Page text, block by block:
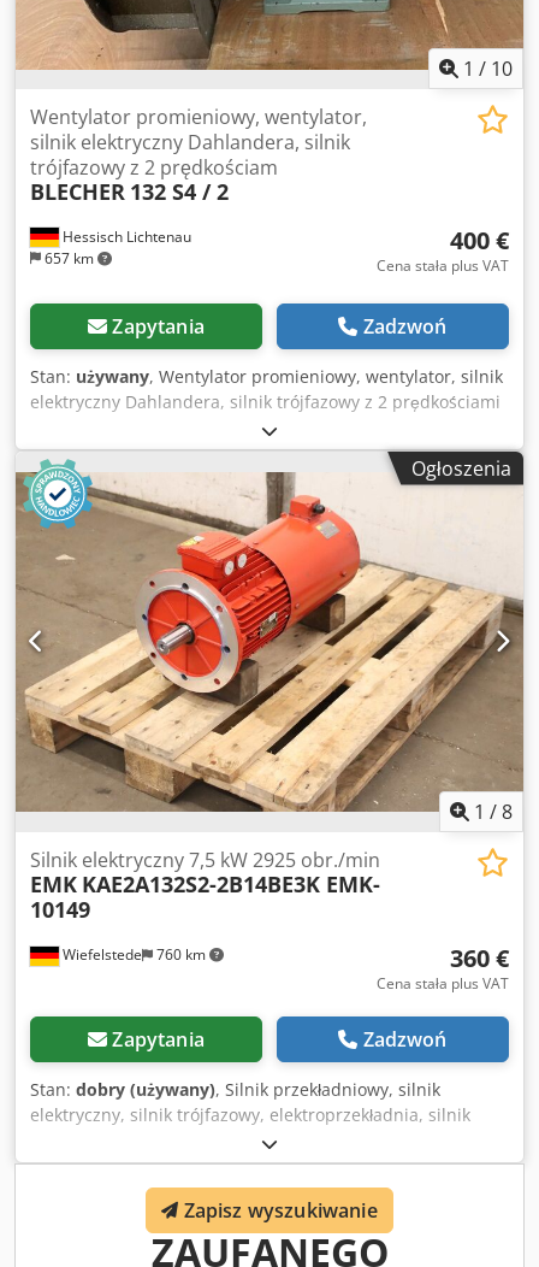
1 / 10
Hessisch Lichtenau
657 km
Wentylator promieniowy, wentylator,
silnik elektryczny Dahlandera, silnik
trójfazowy z 2 prędkościam
BLECHER 132 S4 / 2
400 €
Cena stała plus VAT
Zapytania Zadzwoń
Stan: używany, Wentylator promieniowy, wentylator, silnik
elektryczny Dahlandera, silnik trójfazowy z 2 prędkościami
1,6 kW + 6 kW BLECHER Typ 132 S4 / 2 Do odciągu,
chłodzenia lub wentylacji Średnica wirnika wentylatora: Ø
400 mm Szerokość wirnika: 175 mm Średnica wału silnika:
Ø 38 mm Credszinyhspfx Ab Hef Wykonanie silnika:
Dahlander gwiazda / podwójna gwiazda Obroty silnika:
1440 / 2870 obr./min Liczba biegunów: 8 / 4 Moc silnika:
1,6 / 6 kW Zasilanie: 400 V, 50 Hz - Silnik trójfazowy
Dahlandera z 2 prędkościami - Wirnik wentylatora z metalu
- Osłona wirnika z metalu Ø 465 mm - Silnik elektryczny ze
standardową kołnierzową podstawą, otwory montażowe Ø
11,5 / rozstaw 215 x 140 mm Zapotrzebowanie na miejsce
D x S x W: 570 x 465 x 465 mm Waga: 57 kg w dobrym
stanie Dostępne 2 sztuki, cena za sztukę
Ogłoszenia
1 /8
Wiefelstede 760 km
Silnik elektryczny 7,5 kW 2925 obr./min
EMK KAE2A132S2-2B14BE3K EMK-
10149
360 €
Cena stała plus VAT
Zapytania Zadzwoń
Stan: dobry (używany), Silnik przekładniowy, silnik
elektryczny, silnik trójfazowy, elektroprzekładnia, silnik
elektryczny z wentylatorem -Producent: EMK, silnik
elektryczny z wentylatorem -Typ: KAE2A132S2-2B14BE3K
EMK-10149 -Moc: 7,5 kW -Prędkość obrotowa: 2925
obr./min -Konstrukcja: wersja B5 -Wał: średnica 38 x 80
mm -Stopień ochrony: IP 55 Codpfezi N I Tex Ab Herf -
CERTYFIKAT
ZAUFANEGO
Zapisz wyszukiwanie